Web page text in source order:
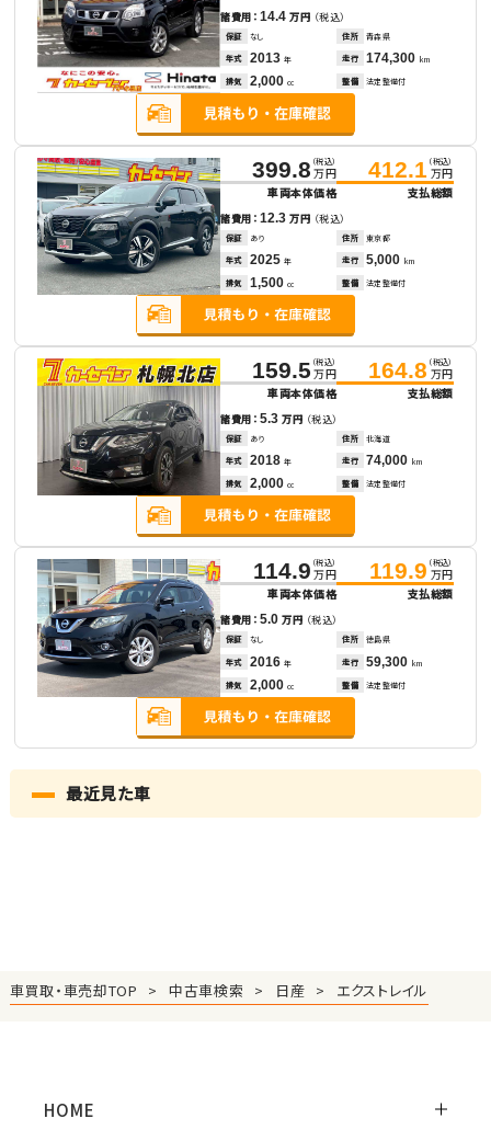
諸費用：14.4万円 （税込）
保証 なし 住所 青森県
年式 2013 年 走行 174,300 km
排気 2,000 cc 整備 法定整備付
399.8 （税込）
万円
車両本体価格
412.1 （税込）
万円
支払総額
諸費用：12.3万円 （税込）
保証 あり 住所 東京都
年式 2025 年 走行 5,000 km
排気 1,500 cc 整備 法定整備付
159.5 （税込）
万円
車両本体価格
164.8 （税込）
万円
支払総額
諸費用：5.3万円 （税込）
保証 あり 住所 北海道
年式 2018 年 走行 74,000 km
排気 2,000 cc 整備 法定整備付
114.9 （税込）
万円
車両本体価格
119.9 （税込）
万円
支払総額
諸費用：5.0万円 （税込）
保証 なし 住所 徳島県
年式 2016 年 走行 59,300 km
排気 2,000 cc 整備 法定整備付
最近見た車
車買取・車売却TOP 中古車検索 日産 エクストレイル
HOME